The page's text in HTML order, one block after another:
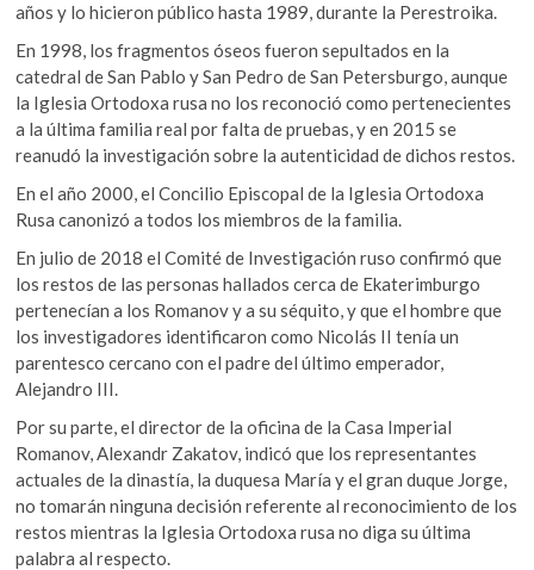
años y lo hicieron público hasta 1989, durante la Perestroika.
En 1998, los fragmentos óseos fueron sepultados en la
catedral de San Pablo y San Pedro de San Petersburgo, aunque
la Iglesia Ortodoxa rusa no los reconoció como pertenecientes
a la última familia real por falta de pruebas, y en 2015 se
reanudó la investigación sobre la autenticidad de dichos restos.
En el año 2000, el Concilio Episcopal de la Iglesia Ortodoxa
Rusa canonizó a todos los miembros de la familia.
En julio de 2018 el Comité de Investigación ruso confirmó que
los restos de las personas hallados cerca de Ekaterimburgo
pertenecían a los Romanov y a su séquito, y que el hombre que
los investigadores identificaron como Nicolás II tenía un
parentesco cercano con el padre del último emperador,
Alejandro III.
Por su parte, el director de la oficina de la Casa Imperial
Romanov, Alexandr Zakatov, indicó que los representantes
actuales de la dinastía, la duquesa María y el gran duque Jorge,
no tomarán ninguna decisión referente al reconocimiento de los
restos mientras la Iglesia Ortodoxa rusa no diga su última
palabra al respecto.